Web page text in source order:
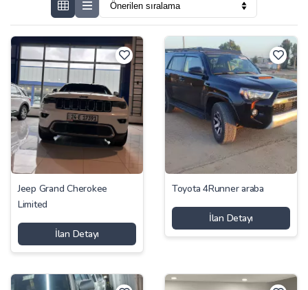
Jeep Grand Cherokee
Limited
İlan Detayı
Toyota 4Runner araba
İlan Detayı